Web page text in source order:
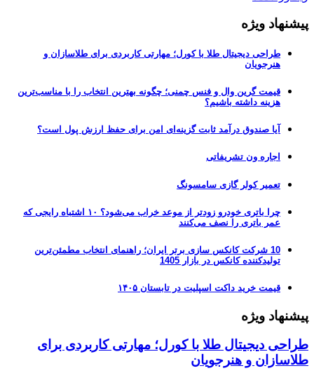
پیشنهاد ویژه
طراحی دیجیتال طلا با کورل؛ مهارتی کاربردی برای طلاسازان و
هنرجویان
قیمت گرین وال و فنس چمنی؛ چگونه بهترین انتخاب را با مناسب‌ترین
هزینه داشته باشیم؟
آیا صندوق درآمد ثابت گزینه‌ای امن برای حفظ ارزش پول است؟
اجاره ون تشریفاتی
تعمیر کولر گازی سامسونگ
چرا باتری خودرو زودتر از موعد خراب می‌شود؟ ۱۰ اشتباه رایجی که
عمر باتری را نصف می‌کنند
10 شرکت کانکس سازی برتر ایران؛ راهنمای انتخاب مطمئن‌ترین
تولیدکننده کانکس در بازار 1405
قیمت خرید داکت اسپلیت در تابستان ۱۴۰۵
پیشنهاد ویژه
طراحی دیجیتال طلا با کورل؛ مهارتی کاربردی برای
طلاسازان و هنرجویان